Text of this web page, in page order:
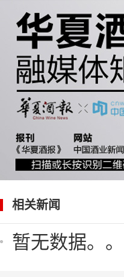
相关新闻
暂无数据。。